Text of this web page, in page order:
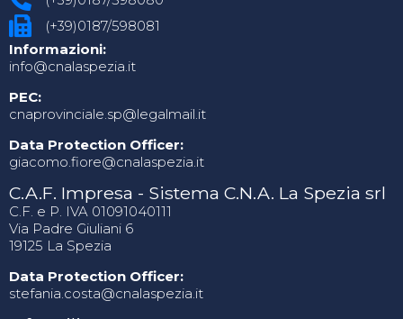
(+39)0187/598081
Informazioni:
info@cnalaspezia.it
PEC:
cnaprovinciale.sp@legalmail.it
Data Protection Officer:
giacomo.fiore@cnalaspezia.it
C.A.F. Impresa - Sistema C.N.A. La Spezia srl
C.F. e P. IVA 01091040111
Via Padre Giuliani 6
19125 La Spezia
Data Protection Officer:
stefania.costa@cnalaspezia.it